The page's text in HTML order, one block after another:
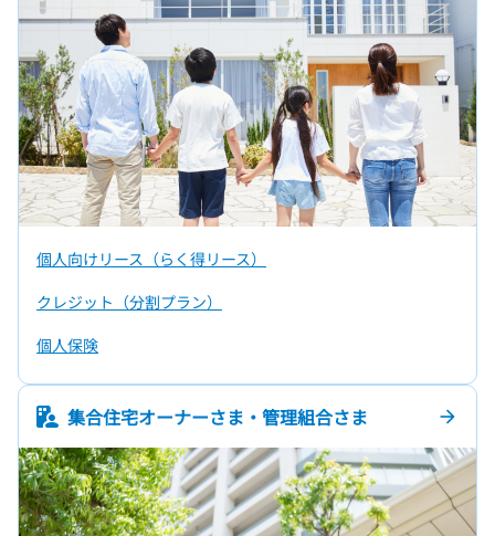
個人向けリース（らく得リース）
クレジット（分割プラン）
個人保険
集合住宅オーナーさま・管理組合さま arrow_forward